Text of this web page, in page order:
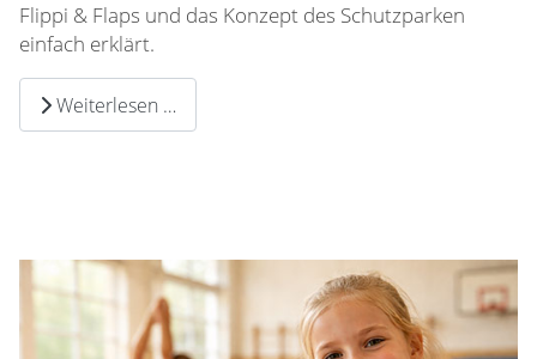
Flippi & Flaps und das Konzept des Schutzparken
einfach erklärt.
Weiterlesen …